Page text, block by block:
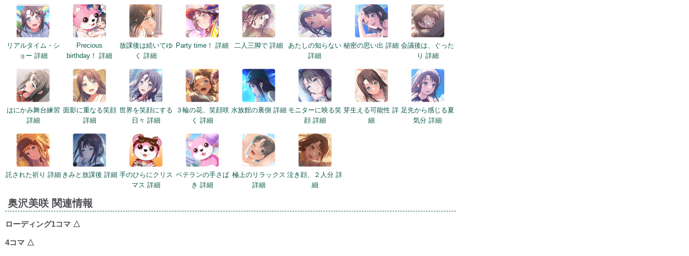
リアルタイム・シ
ョー 詳細
Precious
birthday！ 詳細
放課後は続いてゆ
く 詳細
Party time！ 詳細 二人三脚で 詳細
あたしの知らない
詳細
秘密の思い出 詳細 会議後は、ぐった
り 詳細
はにかみ舞台練習
詳細
面影に重なる笑顔
詳細
世界を笑顔にする
日々 詳細
３輪の花、笑顔咲
く 詳細
水族館の裏側 詳細 モニターに映る笑
顔 詳細
芽生える可能性 詳
細
足先から感じる夏
気分 詳細
託された祈り 詳細 きみと放課後 詳細 手のひらにクリス
マス 詳細
ベテランの手さば
き 詳細
極上のリラックス
詳細
泣き顔、２人分 詳
細
奥沢美咲 関連情報
ローディング1コマ △
4コマ △